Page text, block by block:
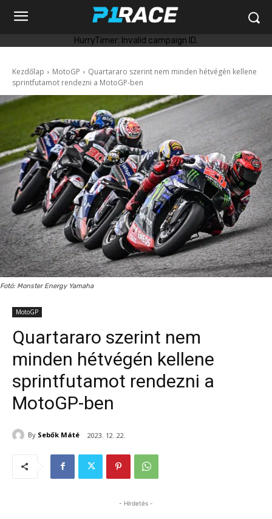
HurryTimer: Invalid campaign ID.
Kezdőlap MotoGP
Quartararo szerint nem minden hétvégén kellene
sprintfutamot rendezni a MotoGP-ben
Fotó: Monster Energy Yamaha
MotoGP
Quartararo szerint nem
minden hétvégén kellene
sprintfutamot rendezni a
MotoGP-ben
By Sebők Máté 2023. 12. 22.
- Hirdetés -